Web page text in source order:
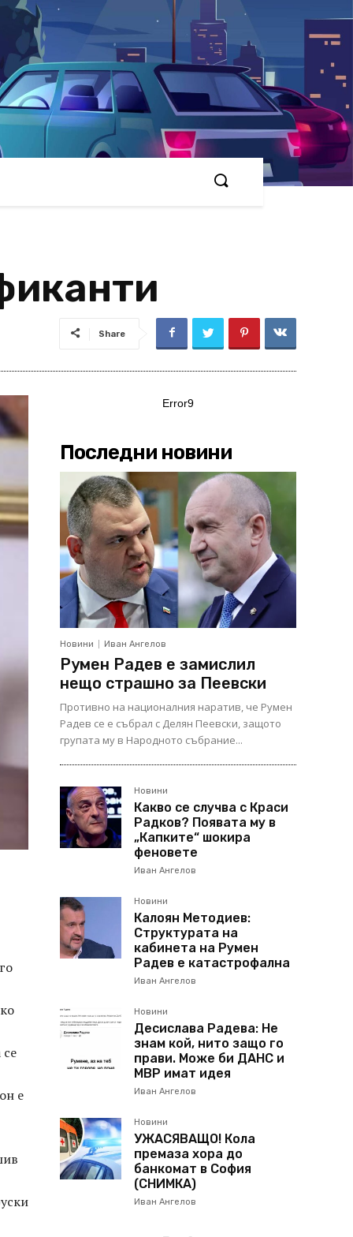
Share
е
Error9
Последни новини
Новини Иван Ангелов
Румен Радев е замислил
нещо страшно за Пеевски
Противно на националния наратив, че Румен
Радев се е събрал с Делян Пеевски, защото
групата му в Народното събрание...
Новини
Какво се случва с Краси
Радков? Появата му в
„Капките“ шокира
феновете
Иван Ангелов
Новини
Калоян Методиев:
Структурата на
кабинета на Румен
Радев е катастрофална
Иван Ангелов
Новини
Десислава Радева: Не
знам кой, нито защо го
прави. Може би ДАНС и
МВР имат идея
Иван Ангелов
Новини
УЖАСЯВАЩО! Кола
премаза хора до
банкомат в София
(СНИМКА)
Иван Ангелов